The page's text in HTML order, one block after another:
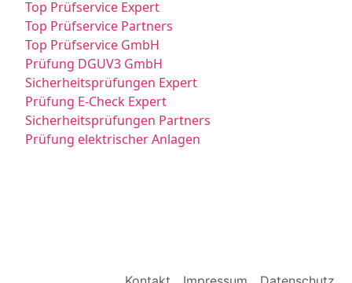
Top Prüfservice Expert
Top Prüfservice Partners
Top Prüfservice GmbH
Prüfung DGUV3 GmbH
Sicherheitsprüfungen Expert
Prüfung E-Check Expert
Sicherheitsprüfungen Partners
Prüfung elektrischer Anlagen